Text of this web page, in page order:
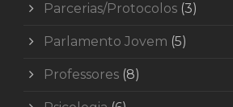
Parcerias/Protocolos (3)
Parlamento Jovem (5)
Professores (8)